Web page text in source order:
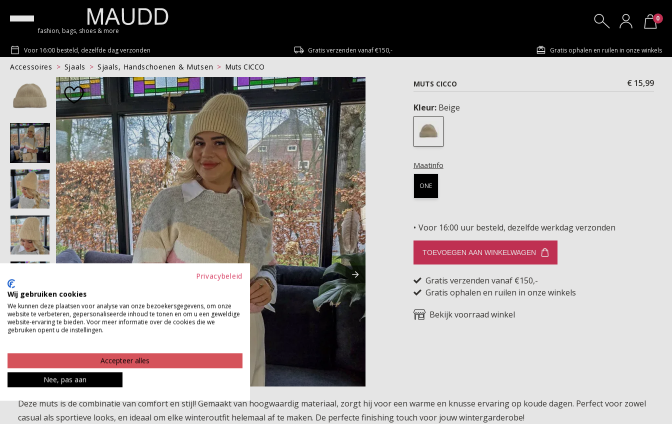
fashion, bags, shoes & more
0
Voor 16:00 besteld, dezelfde dag verzonden Gratis verzenden vanaf €150,- Gratis ophalen en ruilen in onze winkels
Accessoires Sjaals Sjaals, Handschoenen & Mutsen
Muts CICCO
MUTS CICCO
€ 15,99
Kleur: Beige
Maatinfo
ONE
Voor 16:00 uur besteld, dezelfde werkdag verzonden
TOEVOEGEN AAN WINKELWAGEN
Gratis verzenden vanaf €150,-
Gratis ophalen en ruilen in onze winkels
Bekijk voorraad winkel
Deze muts is de combinatie van comfort en stijl! Gemaakt van hoogwaardig materiaal, zorgt hij voor een warme en knusse ervaring op koude dagen. Perfect voor zowel
casual als sportieve looks, en ideaal om elke winteroutfit helemaal af te maken. De perfecte finishing touch voor jouw wintergarderobe!
Privacybeleid
Wij gebruiken cookies
We kunnen deze plaatsen voor analyse van onze bezoekersgegevens, om onze
website te verbeteren, gepersonaliseerde inhoud te tonen en om u een geweldige
website-ervaring te bieden. Voor meer informatie over de cookies die we
gebruiken opent u de instellingen.
Accepteer alles
Nee, pas aan